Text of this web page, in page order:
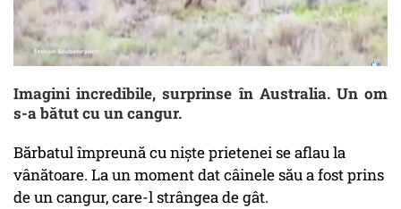
Imagini incredibile, surprinse în Australia. Un om
s-a bătut cu un cangur.
Bărbatul împreună cu niște prietenei se aflau la
vânătoare. La un moment dat câinele său a fost prins
de un cangur, care-l strângea de gât.